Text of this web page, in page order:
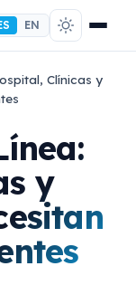
EN
Clínicas y
y